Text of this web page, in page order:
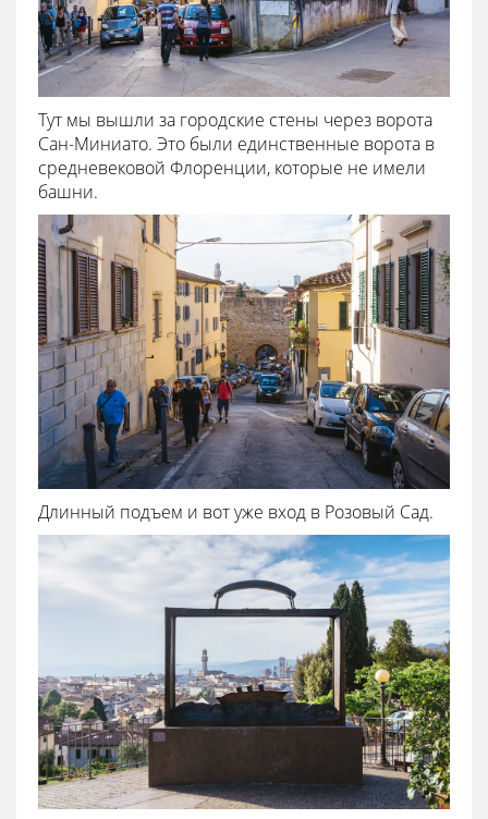
Тут мы вышли за городские стены через ворота
Сан-Миниато. Это были единственные ворота в
средневековой Флоренции, которые не имели
башни.
Длинный подъем и вот уже вход в Розовый Сад.